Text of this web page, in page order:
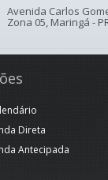
Avenida Carlos
Zona 05, Maringá -
Direta
Antecipada